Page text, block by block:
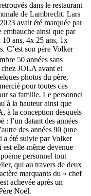
dans le restaurant
de Lambrecht. Lars
avait été marquée par
ainsi que par
10 ans, 4x 25 ans, 1x
C’est son père Volker
50 années sans
JOLA avant et
photos du père,
pour toutes ces
sa famille. Le personnel
à la hauteur ainsi que
à la conception desquels
l’un datant des années
des années 90 (une
été suivie par Volker
elle-même devenue
personnel tout
qui au travers de deux
marquants du « chef
achevée après un
Noël.